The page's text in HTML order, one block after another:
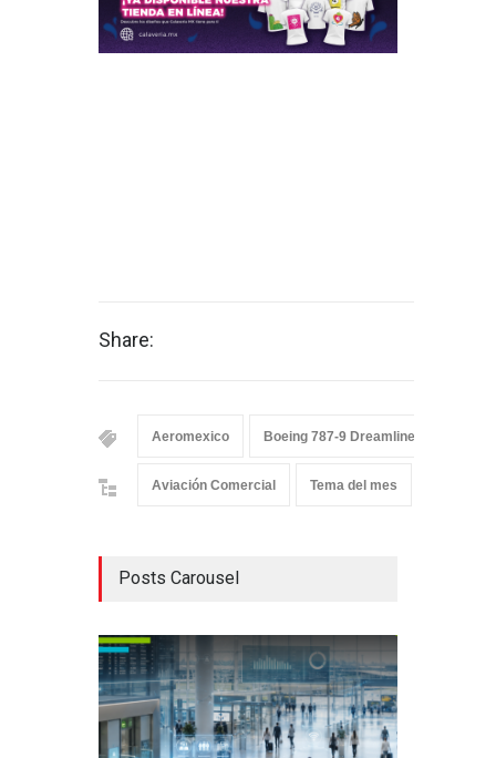
Share:
Aeromexico Boeing 787-9 Dreamliner
Aviación Comercial Tema del mes
Posts Carousel